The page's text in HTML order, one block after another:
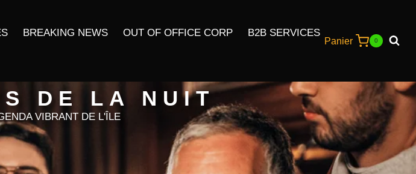
BREAKING NEWS OUT OF OFFICE CORP
B2B SERVICES
Panier 0
DE LA NUIT
VIBRANT DE L'ÎLE